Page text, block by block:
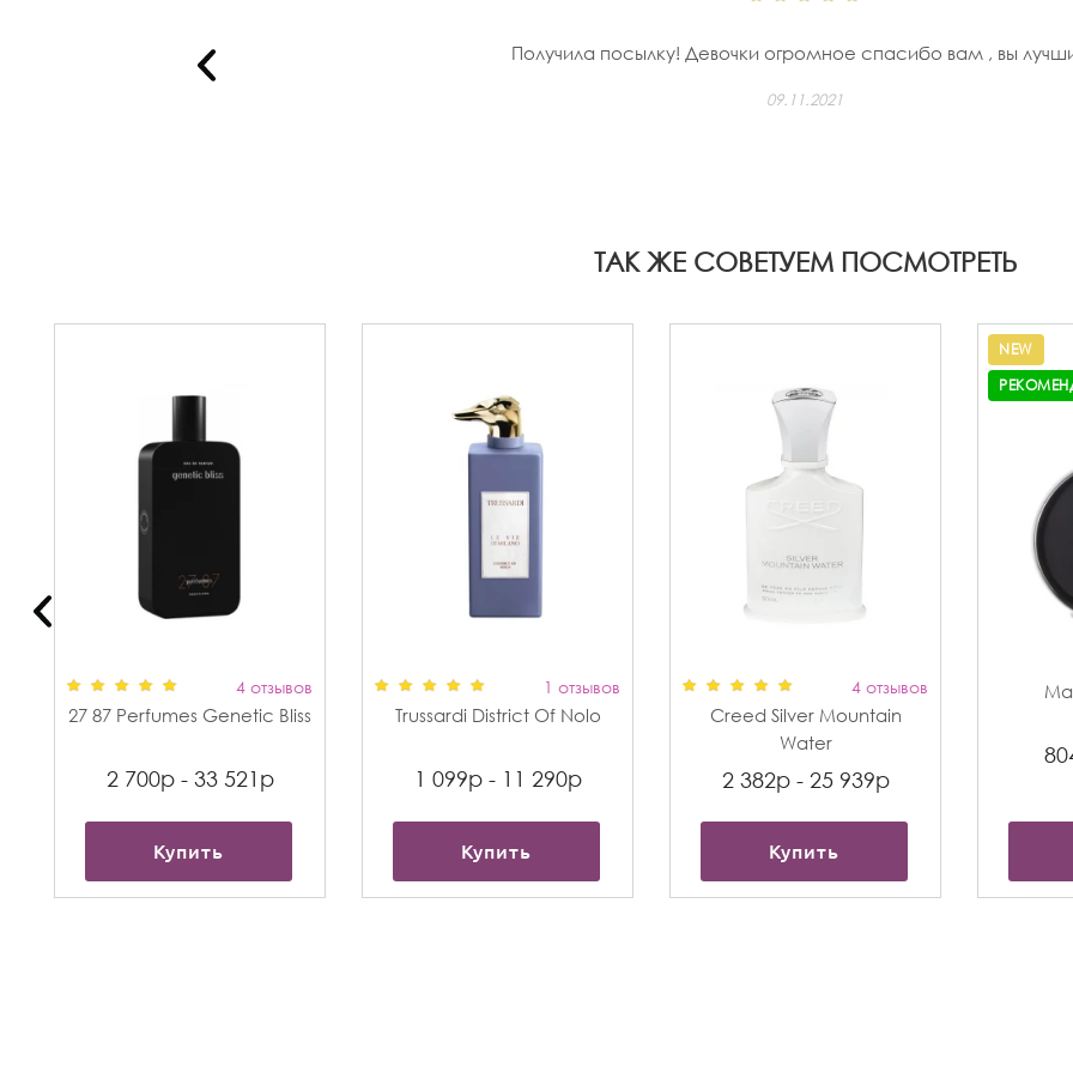
Получила посылку! Девочки огромное спасибо вам , вы
09.11.2021
ТАК ЖЕ СОВЕТУЕМ ПОСМОТРЕТЬ
4 отзывов
27 87 Perfumes Genetic Bliss
2 700р - 33 521р
Купить
1 отзывов
Trussardi District Of Nolo
1 099р - 11 290р
Купить
4 отзывов
Creed Silver Mountain
Water
2 382р - 25 939р
Купить
NEW